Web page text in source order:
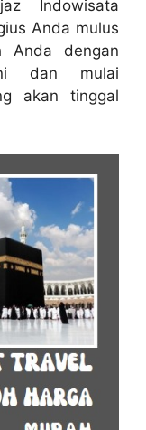
Indowisata
Anda mulus
Anda dengan
dan mulai
akan tinggal